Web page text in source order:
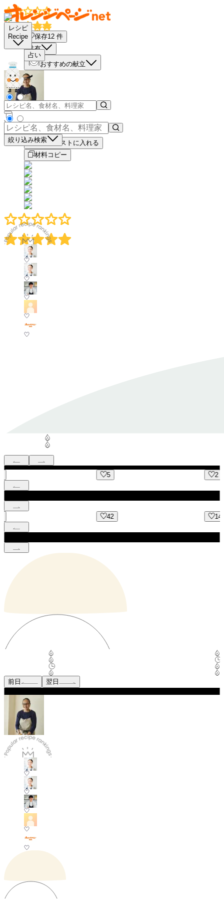
レシピ
Recipe
占い
絞り込み検索
保存12 件
共有
おすすめの献立
－
＋
買い物リストに入れる
材料コピー
前日 翌日